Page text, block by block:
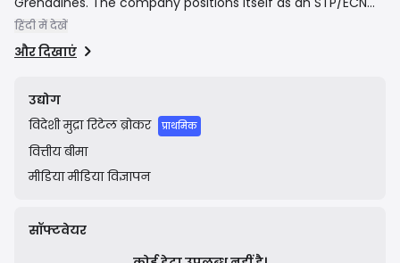
broker, aiming to provide a secure, transparent, and
efficient trading environment for a global client base. Its
mission is to offer access to global financial markets
conditions (such as low spreads and fast execution), and
dedicated customer support. The platform caters to both
novice and experienced traders by offering various
account types and access to popular trading platforms.
हिंदी में देखें
और दिखाएं
उद्योग
विदेशी मुद्रा रिटेल ब्रोकर प्राथमिक
वित्तीय बीमा
मीडिया मीडिया विज्ञापन
सॉफ्टवेयर